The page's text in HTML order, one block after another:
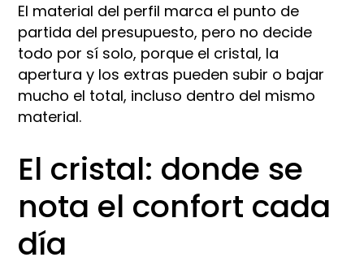
El material del perfil marca el punto de
partida del presupuesto, pero no decide
todo por sí solo, porque el cristal, la
apertura y los extras pueden subir o bajar
mucho el total, incluso dentro del mismo
material.​​
El cristal: donde se
nota el confort cada
día